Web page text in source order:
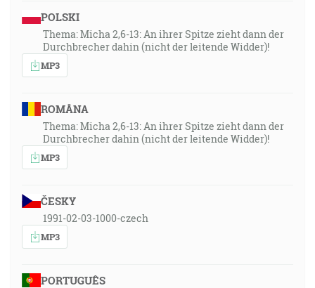
POLSKI
Thema: Micha 2,6-13: An ihrer Spitze zieht dann der
Durchbrecher dahin (nicht der leitende Widder)!
MP3
ROMÂNA
Thema: Micha 2,6-13: An ihrer Spitze zieht dann der
Durchbrecher dahin (nicht der leitende Widder)!
MP3
ČESKY
1991-02-03-1000-czech
MP3
PORTUGUÊS